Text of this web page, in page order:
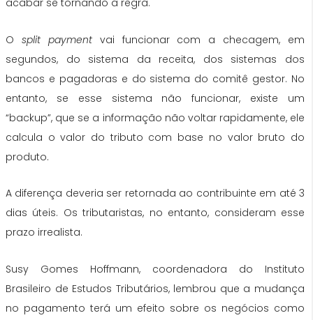
acabar se tornando a regra.
O split paymentvai funcionar com a checagem, em
segundos, do sistema da receita, dos sistemas dos
bancos e pagadoras e do sistema do comitê gestor. No
entanto, se esse sistema não funcionar, existe um
“backup”, que se a informação não voltar rapidamente, ele
calcula o valor do tributo com base no valor bruto do
produto.
A diferença deveria ser retornada ao contribuinte em até 3
dias úteis. Os tributaristas, no entanto, consideram esse
prazo irrealista.
Susy Gomes Hoffmann, coordenadora do Instituto
Brasileiro de Estudos Tributários, lembrou que a mudança
no pagamento terá um efeito sobre os negócios como